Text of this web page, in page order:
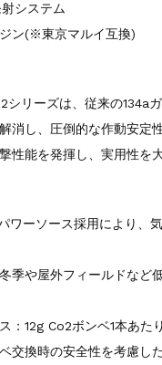
システム
ン(※東京マルイ互換)
リーズは、従来の134a
消し、圧倒的な作動安
性能を発揮し、実用性を
ワーソース採用により、
季や屋外フィールドなど
：12g Co2ボンベ1本あた
交換時の安全性を考慮し